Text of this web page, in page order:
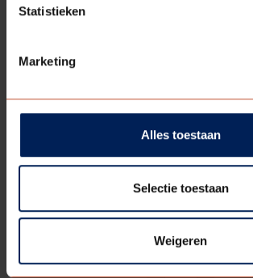
Statistieken
Marketing
Alles toestaan
Selectie toestaan
Weigeren
Bekijk model